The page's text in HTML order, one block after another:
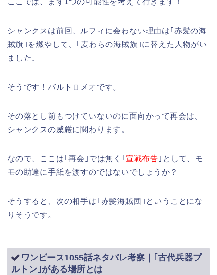
ここでは、まず1つの可能性を考えて行きます！
シャンクスは前回、ルフィに会わない理由は｢赤髪の海
賊旗｣を燃やして、｢麦わらの海賊旗｣に替えた人物がい
ました。
そうです！バルトロメオです。
その落とし前もつけていないのに面向かって再会は、
シャンクスの威厳に関わります。
なので、ここは｢再会｣では無く｢ 宣戦布告 ｣として、モ
モの助達に手紙を渡すのではないでしょうか？
そうすると、次の相手は｢赤髪海賊団｣ということにな
りそうです。
ワンピース1055話ネタバレ考察｜｢古代兵器プ
ルトン｣がある場所とは